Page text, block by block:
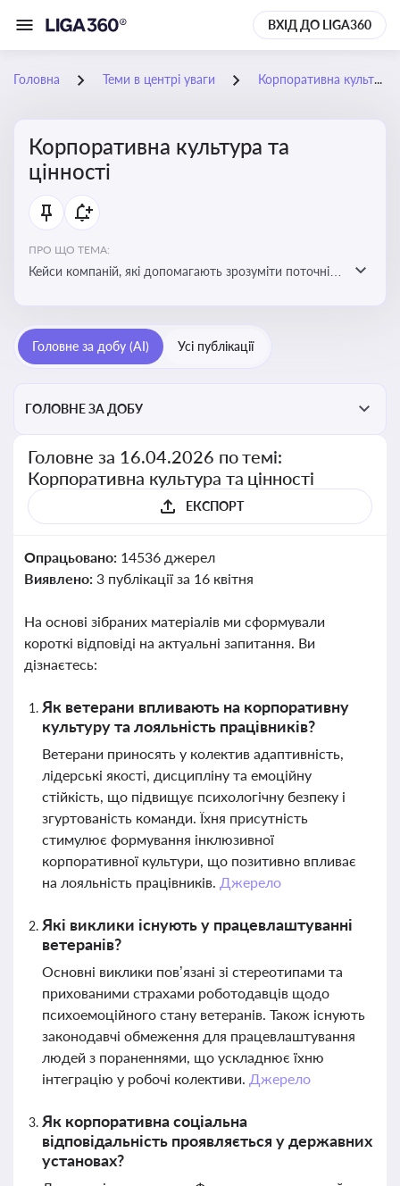
ВХІД ДО LIGA360
Головна Теми в центрі уваги Корпоративна культура та цінності
Корпоративна культура та
цінності
ПРО ЩО ТЕМА:
Кейси компаній, які допомагають зрозуміти поточні
бізнес-середовища
Головне за добу (AI) Усі публікації
ГОЛОВНЕ ЗА ДОБУ
Головне за 16.04.2026 по темі:
Корпоративна культура та цінності
ЕКСПОРТ
Опрацьовано: 14536 джерел
Виявлено: 3 публікації за 16 квітня
На основі зібраних матеріалів ми сформували
короткі відповіді на актуальні запитання. Ви
дізнаєтесь:
Як ветерани впливають на корпоративну
культуру та лояльність працівників?
Ветерани приносять у колектив адаптивність,
лідерські якості, дисципліну та емоційну
стійкість, що підвищує психологічну безпеку і
згуртованість команди. Їхня присутність
стимулює формування інклюзивної
корпоративної культури, що позитивно впливає
на лояльність працівників. Джерело
Які виклики існують у працевлаштуванні
ветеранів?
Основні виклики пов’язані зі стереотипами та
прихованими страхами роботодавців щодо
психоемоційного стану ветеранів. Також існують
законодавчі обмеження для працевлаштування
людей з пораненнями, що ускладнює їхню
інтеграцію у робочі колективи. Джерело
Як корпоративна соціальна
відповідальність проявляється у державних
установах?